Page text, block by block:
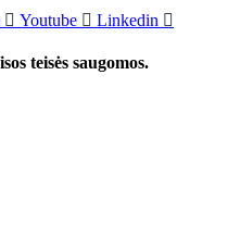
Youtube Linkedin
teisės saugomos.